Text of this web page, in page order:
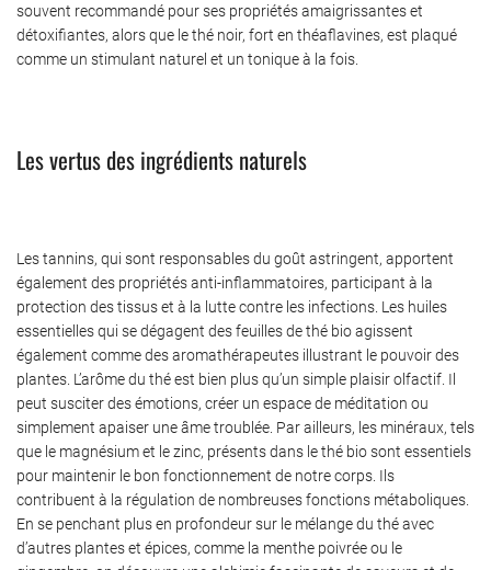
souvent recommandé pour ses propriétés amaigrissantes et
détoxifiantes, alors que le thé noir, fort en théaflavines, est plaqué
comme un stimulant naturel et un tonique à la fois.
Les vertus des ingrédients naturels
Les tannins, qui sont responsables du goût astringent, apportent
également des propriétés anti-inflammatoires, participant à la
protection des tissus et à la lutte contre les infections. Les huiles
essentielles qui se dégagent des feuilles de thé bio agissent
également comme des aromathérapeutes illustrant le pouvoir des
plantes. L’arôme du thé est bien plus qu’un simple plaisir olfactif. Il
peut susciter des émotions, créer un espace de méditation ou
simplement apaiser une âme troublée. Par ailleurs, les minéraux, tels
que le magnésium et le zinc, présents dans le thé bio sont essentiels
pour maintenir le bon fonctionnement de notre corps. Ils
contribuent à la régulation de nombreuses fonctions métaboliques.
En se penchant plus en profondeur sur le mélange du thé avec
d’autres plantes et épices, comme la menthe poivrée ou le